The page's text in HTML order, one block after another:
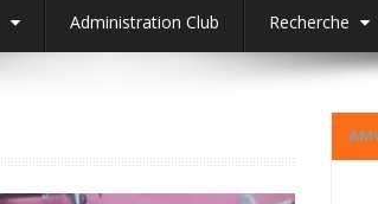
Administration Club Recherche